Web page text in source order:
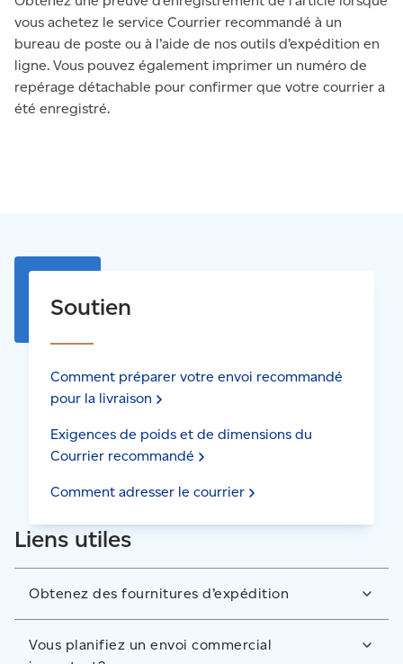
vous achetez le service Courrier recommandé à un
bureau de poste ou à l’aide de nos outils d’expédition en
ligne. Vous pouvez également imprimer un numéro de
repérage détachable pour confirmer que votre courrier a
été enregistré.
Soutien
Comment préparer votre envoi recommandé
pour la livraison
Exigences de poids et de dimensions du
Courrier recommandé
Comment adresser le courrier
Liens utiles
Obtenez des fournitures d’expédition
Achetez du film à bulles, des enveloppes
d’expédition prépayées, du ruban d’emballage et
Vous planifiez un envoi commercial